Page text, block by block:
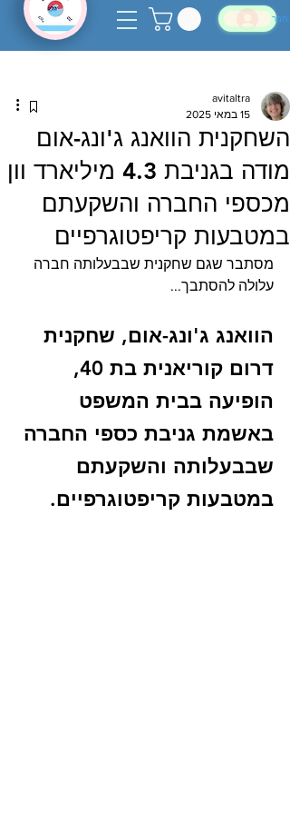
השחקנית הוואנג ג'ונג-אום
מודה בגניבת 4.3 מיליארד וון
מכספי החברה והשקעתם
במטבעות קריפטוגרפיים
avitaltra
15 במאי 2025
מסתבר שגם שחקנית שבבעלותה חברה
עלולה להסתבך...
הוואנג ג'ונג-אום, שחקנית
דרום קוריאנית בת 40,
הופיעה בבית המשפט
באשמת גניבת כספי החברה
שבבעלותה והשקעתם
במטבעות קריפטוגרפיים.